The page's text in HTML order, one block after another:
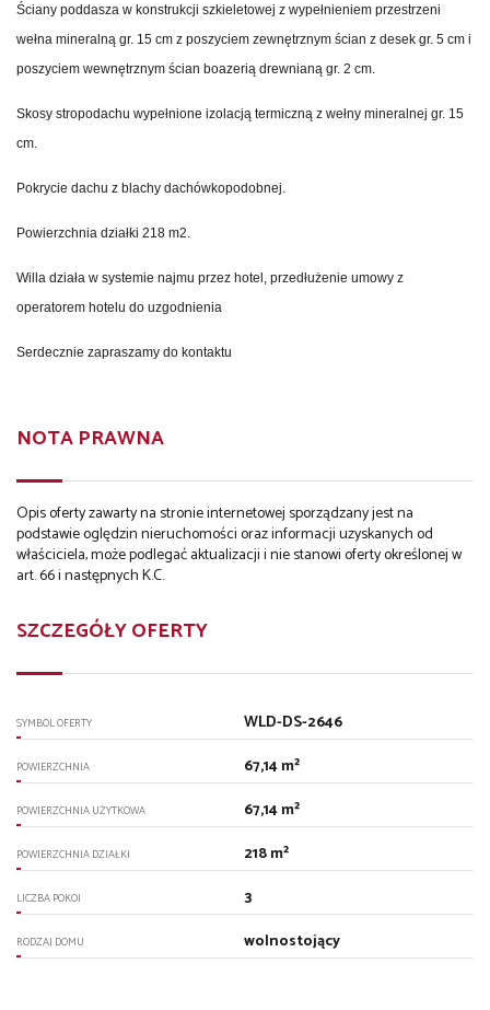
Ściany poddasza w konstrukcji szkieletowej z wypełnieniem przestrzeni
wełna mineralną gr. 15 cm z poszyciem zewnętrznym ścian z desek gr. 5 cm i
poszyciem wewnętrznym ścian boazerią drewnianą gr. 2 cm.
Skosy stropodachu wypełnione izolacją termiczną z wełny mineralnej gr. 15
cm.
Pokrycie dachu z blachy dachówkopodobnej.
Powierzchnia działki 218 m2.
Willa działa w systemie najmu przez hotel, przedłużenie umowy z
operatorem hotelu do uzgodnienia
Serdecznie zapraszamy do kontaktu
NOTA PRAWNA
Opis oferty zawarty na stronie internetowej sporządzany jest na
podstawie oględzin nieruchomości oraz informacji uzyskanych od
właściciela, może podlegać aktualizacji i nie stanowi oferty określonej w
art. 66 i następnych K.C.
SZCZEGÓŁY OFERTY
SYMBOL OFERTY WLD-DS-2646
POWIERZCHNIA 67,14 m²
POWIERZCHNIA UŻYTKOWA 67,14 m²
POWIERZCHNIA DZIAŁKI 218 m²
LICZBA POKOI 3
RODZAJ DOMU wolnostojący